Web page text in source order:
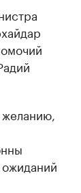
ожиданий